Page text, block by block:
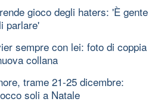
gioco degli haters: 'È gente
parlare'
sempre con lei: foto di coppia
collana
trame 21-25 dicembre:
soli a Natale